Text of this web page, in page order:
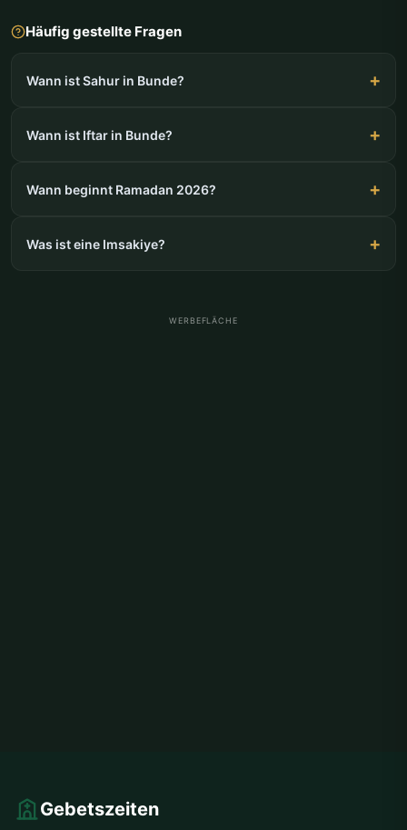
Häufig gestellte Fragen
Wann ist Sahur in Bunde?
Wann ist Iftar in Bunde?
Wann beginnt Ramadan 2026?
Was ist eine Imsakiye?
WERBEFLÄCHE
Gebetszeiten